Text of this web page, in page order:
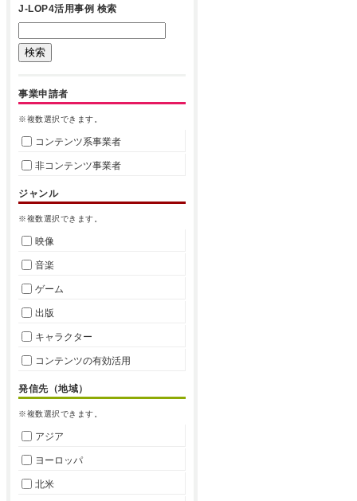
J-LOP4活用事例 検索
事業申請者
※複数選択できます。
コンテンツ系事業者
非コンテンツ事業者
ジャンル
※複数選択できます。
映像
音楽
ゲーム
出版
キャラクター
コンテンツの有効活用
発信先（地域）
※複数選択できます。
アジア
ヨーロッパ
北米